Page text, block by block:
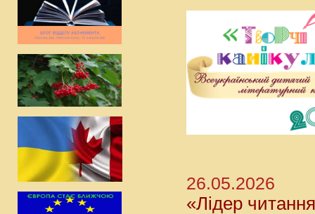
26.05.2026
«Лідер